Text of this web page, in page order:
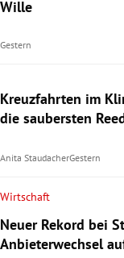
Wille
Gestern
Kreuzfahrten im
die saubersten
Anita StaudacherGestern
Wirtschaft
Neuer Rekord bei
Anbieterwechsel